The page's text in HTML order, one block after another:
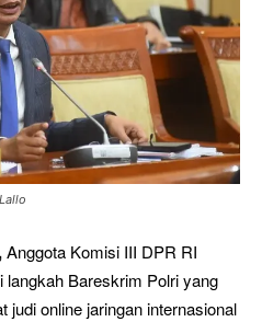
Anggota Komisi III DPR RI
langkah Bareskrim Polri yang
judi online jaringan internasional